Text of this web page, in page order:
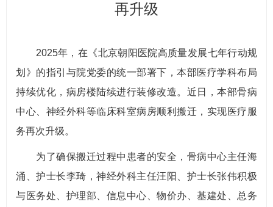
再升级
2025年，在《北京朝阳医院高质量发展七年行动规
划》的指引与院党委的统一部署下，本部医疗学科布局
持续优化，病房楼陆续进行装修改造。近日，本部骨病
中心、神经外科等临床科室病房顺利搬迁，实现医疗服
务再次升级。
为了确保搬迁过程中患者的安全，骨病中心主任海
涌、护士长李琦，神经外科主任汪阳、护士长张伟积极
与医务处、护理部、信息中心、物价办、基建处、总务